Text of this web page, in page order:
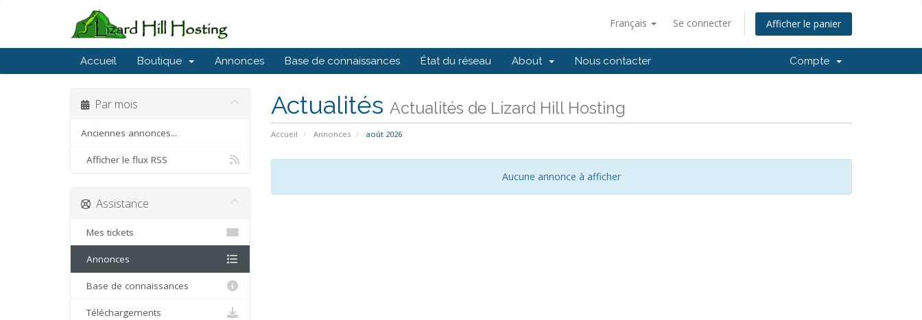
Français Se connecter Afficher le panier
Accueil Boutique Annonces Base de connaissances État du réseau About Nous contacter Compte
Actualités Actualités de Lizard Hill Hosting
Accueil Annonces août 2026
Par mois
Anciennes annonces...
Afficher le flux RSS
Aucune annonce à afficher
Assistance
Mes tickets
Annonces
Base de connaissances
Téléchargements